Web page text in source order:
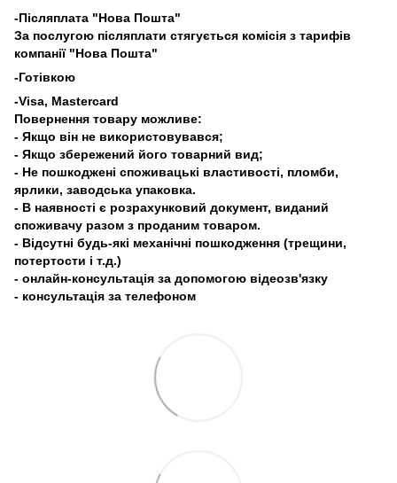
-Післяплата "Нова Пошта"
За послугою післяплати стягується комісія з тарифів
компанії "Нова Пошта"
-Готівкою
-Visa, Mastercard
Повернення товару можливе:
- Якщо він не використовувався;
- Якщо збережений його товарний вид;
- Не пошкоджені споживацькі властивості, пломби,
ярлики, заводська упаковка.
- В наявності є розрахунковий документ, виданий
споживачу разом з проданим товаром.
- Відсутні будь-які механічні пошкодження (трещини,
потертости і т.д.)
- онлайн-консультація за допомогою відеозв'язку
- консультація за телефоном